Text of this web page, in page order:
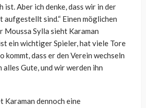
ist. Aber ich denke, dass wir in der
aufgestellt sind.“ Einen möglichen
Moussa Sylla sieht Karaman
ein wichtiger Spieler, hat viele Tore
kommt, dass er den Verein wechseln
alles Gute, und wir werden ihn
dennoch eine